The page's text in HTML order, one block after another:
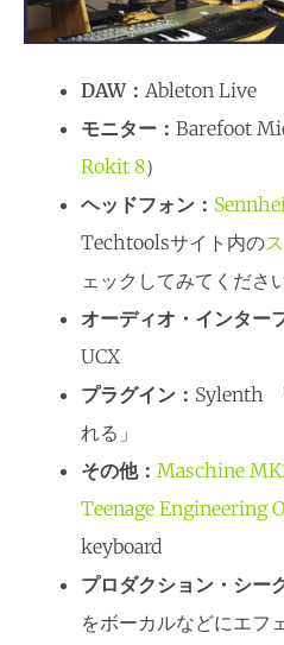
DAW： Ableton Live
モニター： Barefoot
Rokit 8）
ヘッドフォン：
Techtoolsサイト内の
ェックしてみてください
オーディオ・インター
UCX
プラグイン： Sylenth
れる」
その他： Maschine
Teenage Engineering
keyboard
プロダクション・シー
をボーカルなどにエフ